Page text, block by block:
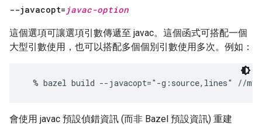
--javacopt= javac-option
這個選項可讓選項引數傳遞至 javac。這個函式可搭配一個
大型引數使用，也可以搭配多個個別引數使用多次。例如：
會使用 javac 預設偵錯資訊 (而非 Bazel 預設資訊) 重建